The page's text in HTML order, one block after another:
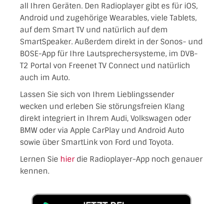
all Ihren Geräten. Den Radioplayer gibt es für iOS,
Android und zugehörige Wearables, viele Tablets,
auf dem Smart TV und natürlich auf dem
SmartSpeaker. Außerdem direkt in der Sonos- und
BOSE-App für Ihre Lautsprechersysteme, im DVB-
T2 Portal von Freenet TV Connect und natürlich
auch im Auto.
Lassen Sie sich von Ihrem Lieblingssender
wecken und erleben Sie störungsfreien Klang
direkt integriert in Ihrem Audi, Volkswagen oder
BMW oder via Apple CarPlay und Android Auto
sowie über SmartLink von Ford und Toyota.
Lernen Sie hier die Radioplayer-App noch genauer
kennen.